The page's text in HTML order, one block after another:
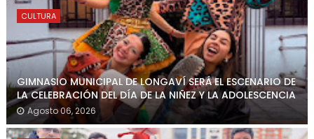
CULTURA
GIMNASIO MUNICIPAL DE LONGAVÍ SERÁ EL ESCENARIO DE
LA CELEBRACIÓN DEL DÍA DE LA NIÑEZ Y LA ADOLESCENCIA
Agosto 06, 2026